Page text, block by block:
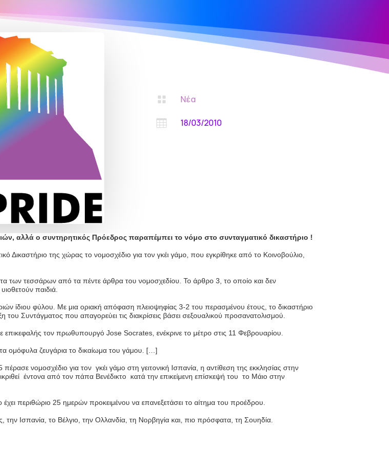
 Νέα
 18/03/2010
αλλά ο συντηρητικός Πρόεδρος παραπέμπει το νόμο στο συνταγματικό δικαστήριο !
της χώρας το νομοσχέδιο για τον γκέι γάμο, που εγκρίθηκε από το Κοινοβούλιο,
των τεσσάρων από τα πέντε άρθρα του νομοσχεδίου. Το άρθρο 3, το οποίο και δεν
παιδιά.
ίδιου φύλου. Με μια οριακή απόφαση πλειοψηφίας 3-2 του περασμένου έτους, το δικαστήριο
Συντάγματος που απαγορεύει τις διακρίσεις βάσει σεξουαλικού προσανατολισμού.
επικεφαλής τον πρωθυπουργό Jose Socrates, ενέκρινε το μέτρο στις 11 Φεβρουαρίου.
ομόφυλα ζευγάρια το δικαίωμα του γάμου. […]
νομοσχέδιο για τον γκέι γάμο στη γειτονική Ισπανία, η αντίθεση της εκκλησίας στην
έντονα από τον πάπα Βενέδικτο κατά την επικείμενη επίσκεψή του το Μάιο στην
περιθώριο 25 ημερών προκειμένου να επανεξετάσει το αίτημα του προέδρου.
Ισπανία, το Βέλγιο, την Ολλανδία, τη Νορβηγία και, πιο πρόσφατα, τη Σουηδία.